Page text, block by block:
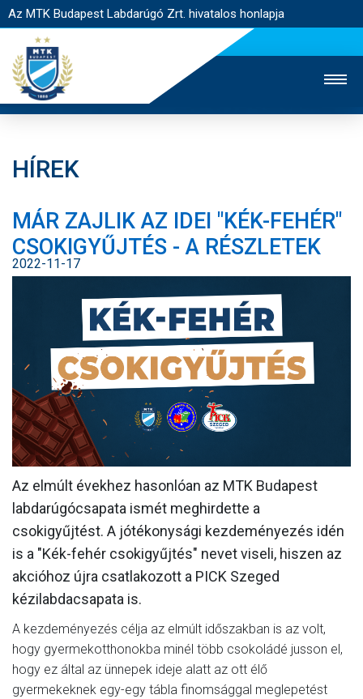
Az MTK Budapest Labdarúgó Zrt. hivatalos honlapja
JEGYÉRTÉKESÍTÉS
WEBSHOP
STADION
EGYESÜLET
KAPCSOLAT
NYITÓLAP
HÍREK
CSAPATOK
MÉRKŐZÉSEK
KLUB
GALÉRIA
SZURKOLÓI ÉLMÉNYEK
AKKREDITÁCIÓ
HÍREK
MÁR ZAJLIK AZ IDEI "KÉK-FEHÉR"
CSOKIGYŰJTÉS - A RÉSZLETEK
2022-11-17
Az elmúlt évekhez hasonlóan az MTK Budapest
labdarúgócsapata ismét meghirdette a
csokigyűjtést. A jótékonysági kezdeményezés idén
is a "Kék-fehér csokigyűjtés" nevet viseli, hiszen az
akcióhoz újra csatlakozott a PICK Szeged
kézilabdacsapata is.
A kezdeményezés célja az elmúlt időszakban is az volt,
hogy gyermekotthonokba minél több csokoládé jusson el,
hogy ez által az ünnepek ideje alatt az ott élő
gyermekeknek egy-egy tábla finomsággal meglepetést